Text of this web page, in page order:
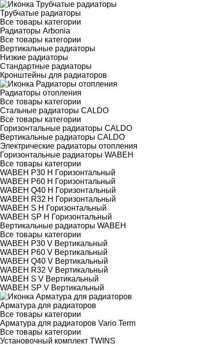
Трубчатые радиаторы
Все товары категории
Радиаторы Arbonia
Все товары категории
Вертикальные радиаторы
Низкие радиаторы
Стандартные радиаторы
Кронштейны для радиаторов
Радиаторы отопления
Все товары категории
Стальные радиаторы CALDO
Все товары категории
Горизонтальные радиаторы CALDO
Вертикальные радиаторы CALDO
Электрические радиаторы отопления
Горизонтальные радиаторы WABEH
Все товары категории
WABEH P30 H Горизонтальный
WABEH P60 H Горизонтальный
WABEH Q40 H Горизонтальный
WABEH R32 H Горизонтальный
WABEH S H Горизонтальный
WABEH SP H Горизонтальный
Вертикальные радиаторы WABEH
Все товары категории
WABEH P30 V Вертикальный
WABEH P60 V Вертикальный
WABEH Q40 V Вертикальный
WABEH R32 V Вертикальный
WABEH S V Вертикальный
WABEH SP V Вертикальный
Арматура для радиаторов
Все товары категории
Арматура для радиаторов Vario Term
Все товары категории
Установочный комплект TWINS